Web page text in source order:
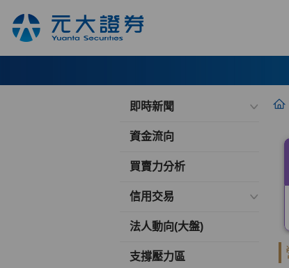
即時新聞
資金流向
買賣力分析
信用交易
法人動向(大盤)
支撐壓力區